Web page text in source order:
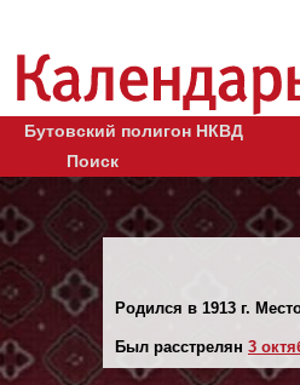
Бутовский полигон НКВД
Поиск
Родился в 1913 г.
Был расстрелян 3